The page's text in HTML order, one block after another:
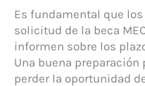
Es fundamental que
solicitud de la beca
informen sobre los
Una buena preparación
perder la oportunidad